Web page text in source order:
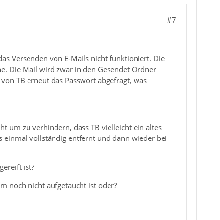
#7
Versenden von E-Mails nicht funktioniert. Die
Die Mail wird zwar in den Gesendet Ordner
TB erneut das Passwort abgefragt, was
um zu verhindern, dass TB vielleicht ein altes
einmal vollständig entfernt und dann wieder bei
ist?
noch nicht aufgetaucht ist oder?